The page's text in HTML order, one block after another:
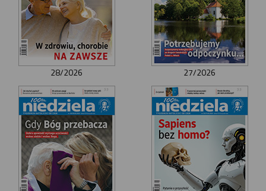
28/2026 27/2026